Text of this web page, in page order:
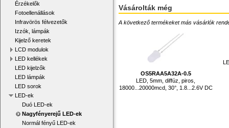
Érzékelők
Fotoellenállások
Infravörös félvezetők
Izzók, lámpák
Kijelző keretek
LCD modulok
LED kellékek
LED kijelzők
LED lámpák
LED sorok
LED-ek
Duó LED-ek
Nagyfényerejű LED-ek
Normál fényű LED-ek
Vásárolták még
A következő termékeket más vásárlók
OS5RAA5A32A-0.5
LED, 5mm, diffúz, piros,
18000...20000mcd, 30°, 1.8...2.6V DC